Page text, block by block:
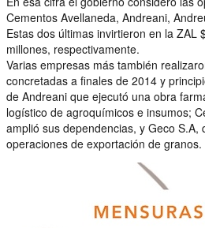
Cementos Avellaneda, Andreani,
Estas dos últimas invirtieron en la ZAL
millones, respectivamente.
Varias empresas más también
concretadas a finales de 2014 y
de Andreani que ejecutó una obra
logístico de agroquímicos e insumos;
amplió sus dependencias, y Geco S.A,
operaciones de exportación de granos.